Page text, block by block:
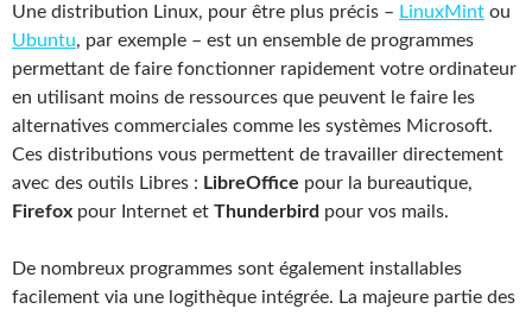
Une distribution Linux, pour être plus précis – LinuxMint ou
Ubuntu, par exemple – est un ensemble de programmes
permettant de faire fonctionner rapidement votre ordinateur
en utilisant moins de ressources que peuvent le faire les
alternatives commerciales comme les systèmes Microsoft.
Ces distributions vous permettent de travailler directement
avec des outils Libres : LibreOffice pour la bureautique,
Firefox pour Internet et Thunderbird pour vos mails.
De nombreux programmes sont également installables
facilement via une logithèque intégrée. La majeure partie des